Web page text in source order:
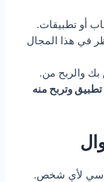
.لأن التطبيقات لم تعد تقتصر على تطبيقات ألعاب أو تطبيقات
في هذا المجال
.وذلك عن طريق صناعة أو تصميم تطبيق خاص بك والربح من
وتربح منه
.لأي شخص